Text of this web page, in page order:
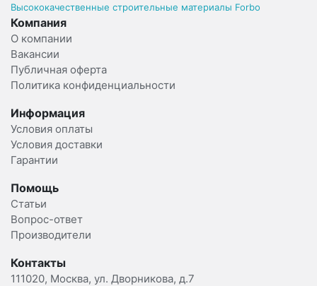
Высококачественные строительные материалы Forbo
Компания
О компании
Вакансии
Публичная оферта
Политика конфиденциальности
Информация
Условия оплаты
Условия доставки
Гарантии
Помощь
Статьи
Вопрос-ответ
Производители
Контакты
111020, Москва, ул. Дворникова, д.7